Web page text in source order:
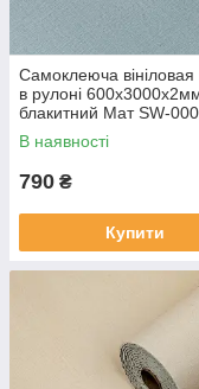
Самоклеюча вініловая
в рулоні
блакитний Мат SW-
В наявності
790 ₴
Купити